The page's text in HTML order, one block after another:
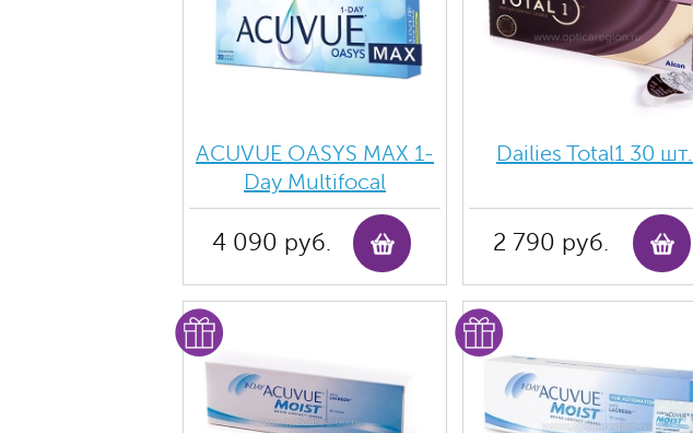
ACUVUE OASYS MAX 1-
Day Multifocal
4 090 руб.
Dailies Total1 30 шт.
2 790 руб.